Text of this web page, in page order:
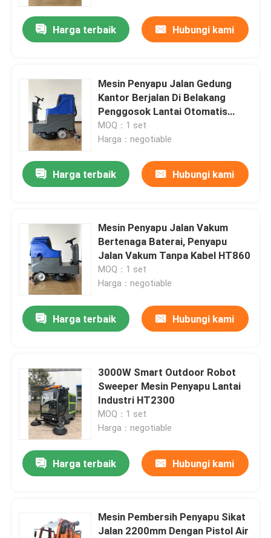
Harga terbaik Hubungi kami
Mesin Penyapu Jalan Gedung
Kantor Berjalan Di Belakang
Penggosok Lantai Otomatis
HT750S
MOQ：1 set
Harga：negotiable
Harga terbaik Hubungi kami
Mesin Penyapu Jalan Vakum
Bertenaga Baterai, Penyapu
Jalan Vakum Tanpa Kabel HT860
MOQ：1 set
Harga：negotiable
Harga terbaik Hubungi kami
3000W Smart Outdoor Robot
Sweeper Mesin Penyapu Lantai
Industri HT2300
MOQ：1 set
Harga：negotiable
Harga terbaik Hubungi kami
Mesin Pembersih Penyapu Sikat
Jalan 2200mm Dengan Pistol Air